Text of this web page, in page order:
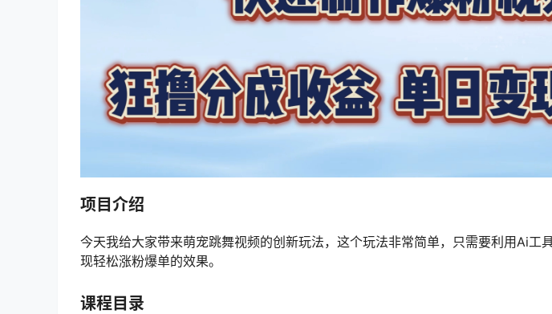
项目介绍
今天我给大家带来萌宠跳舞视频的创新玩法，这个玩法非常简单，只需要利用Ai工
现轻松涨粉爆单的效果。
课程目录